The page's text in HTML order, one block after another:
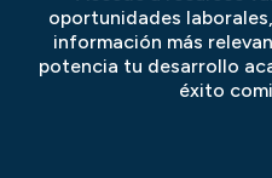
oportunidades
información más
potencia tu desarrollo
éxito